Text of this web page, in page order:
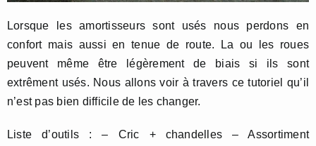
Lorsque les amortisseurs sont usés nous perdons en
confort mais aussi en tenue de route. La ou les roues
peuvent même être légèrement de biais si ils sont
extrêment usés. Nous allons voir à travers ce tutoriel qu’il
n’est pas bien difficile de les changer.
Liste d’outils : – Cric + chandelles – Assortiment